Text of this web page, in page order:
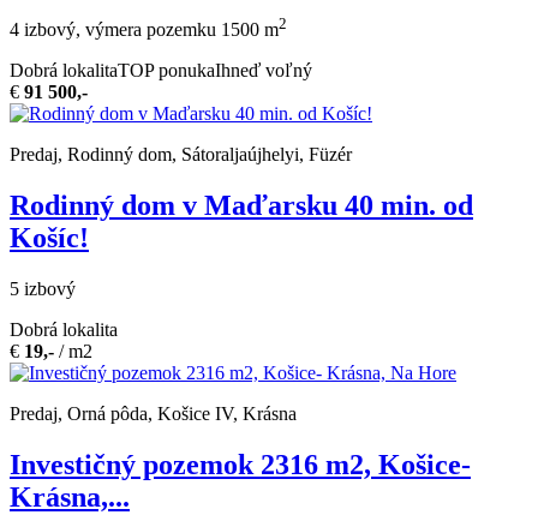
4 izbový, výmera pozemku 1500 m2
Dobrá lokalitaTOP ponukaIhneď voľný
€ 91 500,-
Predaj, Rodinný dom, Sátoraljaújhelyi, Füzér
Rodinný dom v Maďarsku 40 min. od
Košíc!
5 izbový
Dobrá lokalita
€ 19,- / m2
Predaj, Orná pôda, Košice IV, Krásna
Investičný pozemok 2316 m2, Košice-
Krásna,...